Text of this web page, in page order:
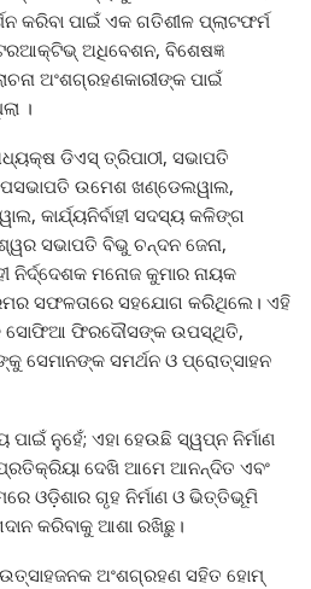
କରିବା ପାଇଁ ଏକ ଗତିଶୀଳ ପ୍ଲାଟଫର୍ମ
ଅଧିବେଶନ, ବିଶେଷଜ୍ଞ
ଅଂଶଗ୍ରହଣକାରୀଙ୍କ ପାଇଁ
।
ଡିଏସ୍ ତ୍ରିପାଠୀ, ସଭାପତି
ଉମେଶ ଖଣ୍ଡେଲୱାଲ,
କାର୍ଯ୍ୟନିର୍ବାହୀ ସଦସ୍ୟ କଳିଙ୍ଗ
ସଭାପତି ବିଭୁ ଚନ୍ଦନ ଜେନା,
ନିର୍ଦ୍ଦେଶକ ମନୋଜ କୁମାର ନାୟକ
ସଫଳତାରେ ସହଯୋଗ କରିଥିଲେ। ଏହି
ସୋଫିଆ ଫିରଦୌସଙ୍କ ଉପସ୍ଥିତି,
ସେମାନଙ୍କ ସମର୍ଥନ ଓ ପ୍ରୋତ୍ସାହନ
ନୁହେଁ; ଏହା ହେଉଛି ସ୍ୱପ୍ନ ନିର୍ମାଣ
ଦେଖି ଆମେ ଆନନ୍ଦିତ ଏବଂ
ଓଡ଼ିଶାର ଗୃହ ନିର୍ମାଣ ଓ ଭିତ୍ତିଭୂମି
କରିବାକୁ ଆଶା ରଖିଛୁ।
ଅଂଶଗ୍ରହଣ ସହିତ ହୋମ୍